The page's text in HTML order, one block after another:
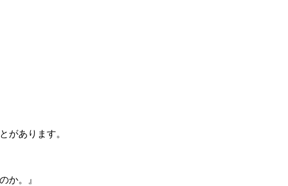
があります。
か。』